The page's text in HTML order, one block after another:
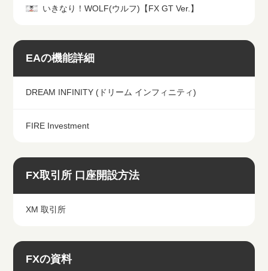
いきなり！WOLF(ウルフ)【FX GT Ver.】
EAの機能詳細
DREAM INFINITY (ドリーム インフィニティ)
FIRE Investment
FX取引所 口座開設方法
XM 取引所
FXの資料